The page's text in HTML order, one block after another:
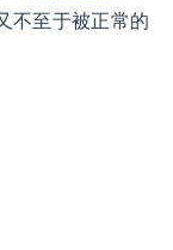
不至于被正常的